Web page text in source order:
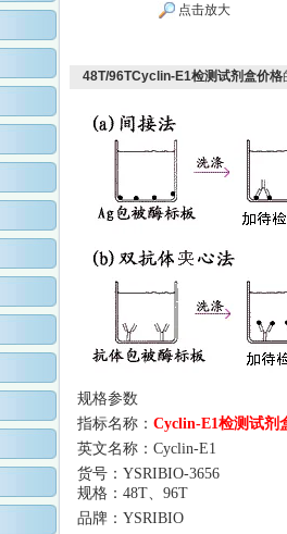
点击放大
48T/96TCyclin-E1检测试剂盒价格
规格参数
指标名称： Cyclin-E1检测试剂
英文名称： Cyclin-E1
货号： YSRIBIO-3656
规格： 48T、96T
品牌： YSRIBIO